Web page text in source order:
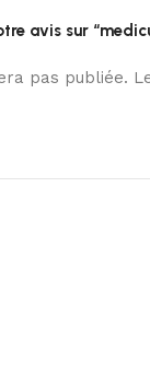
pas publiée.